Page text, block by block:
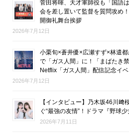
菅田将暉、天才軍師役も「国語
会を差し置いて監督を質問攻め
開御礼舞台挨拶
2026年7月12日
小栗旬×蒼井優×広瀬すず×林遣
で「ガス人間」に！「まばたき
Netflix「ガス人間」配信記念イベ
2026年7月12日
【インタビュー】乃木坂46川﨑
ぐ“最強の友情”！ドラマ『野球少
2026年7月11日